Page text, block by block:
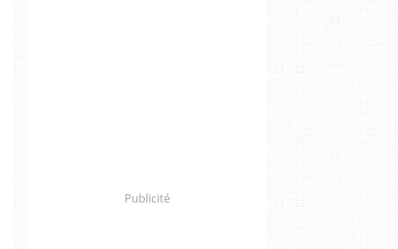
Publicité